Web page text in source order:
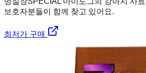
보호자분들이 함께 찾고 있어요.
최저가 구매